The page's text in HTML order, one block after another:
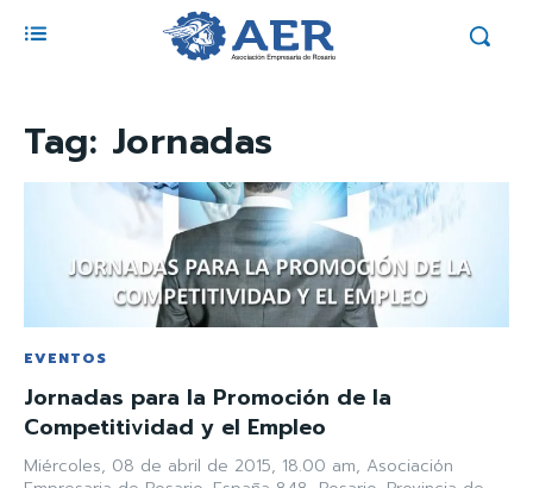
Tag: Jornadas
EVENTOS
Jornadas para la Promoción de la
Competitividad y el Empleo
Miércoles, 08 de abril de 2015, 18.00 am, Asociación